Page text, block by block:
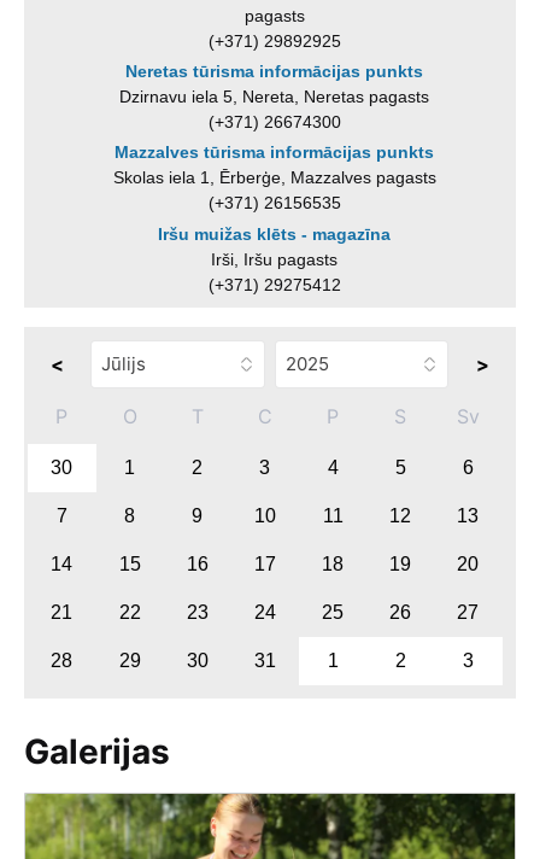
pagasts
(+371) 29892925
Neretas tūrisma informācijas punkts
Dzirnavu iela 5, Nereta, Neretas pagasts
(+371) 26674300
Mazzalves tūrisma informācijas punkts
Skolas iela 1, Ērberģe, Mazzalves pagasts
(+371) 26156535
Iršu muižas klēts - magazīna
Irši, Iršu pagasts
(+371) 29275412
< >
P O T C P S Sv
30 1 2 3 4 5 6
7 8 9 10 11 12 13
14 15 16 17 18 19 20
21 22 23 24 25 26 27
28 29 30 31 1 2 3
Galerijas